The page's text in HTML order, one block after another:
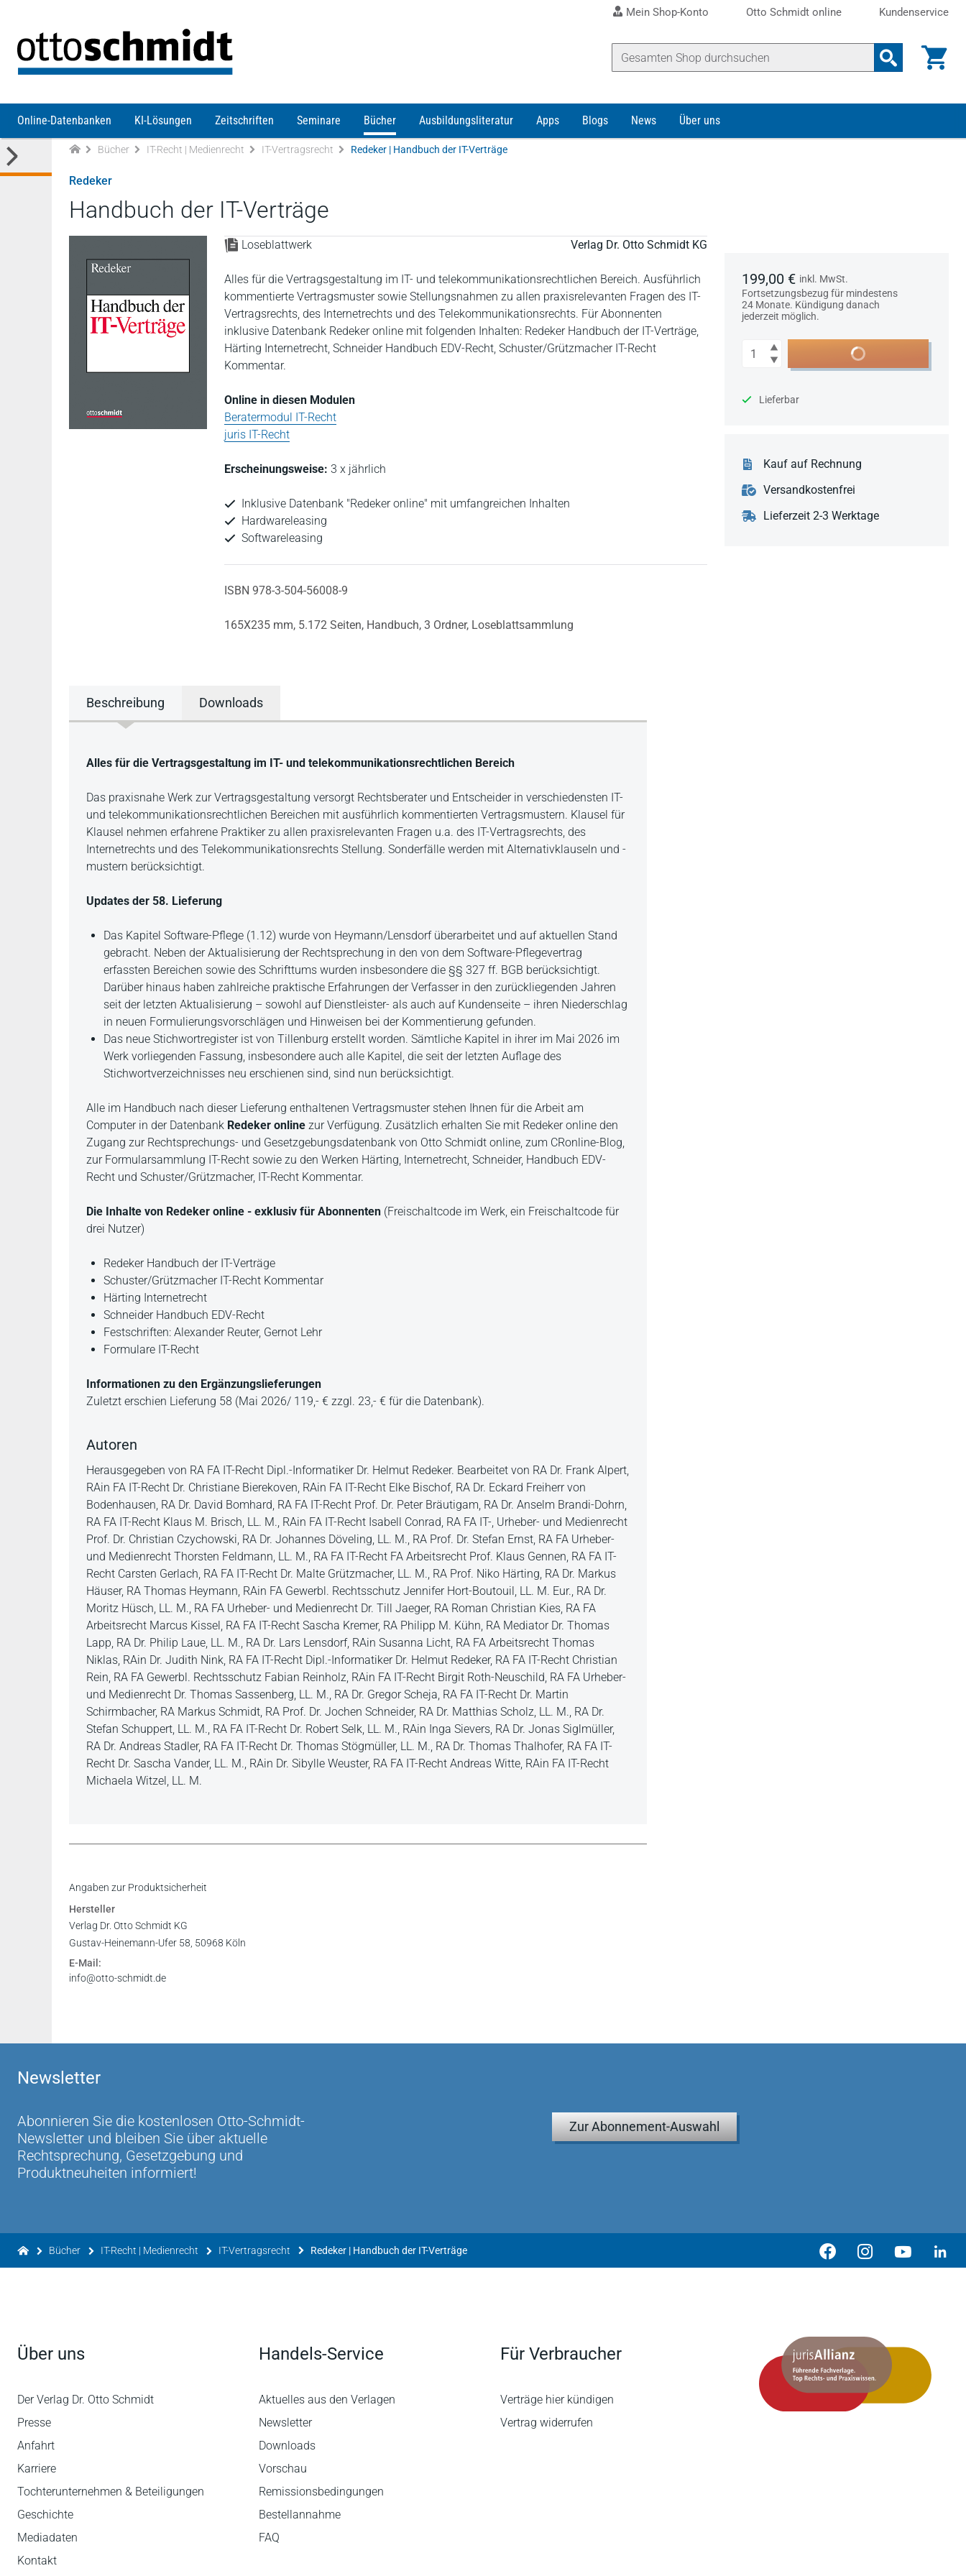
Mein Shop-Konto Otto Schmidt online Kundenservice
Online-Datenbanken KI-Lösungen Zeitschriften Seminare Bücher Ausbildungsliteratur Apps Blogs News Über uns
Bücher IT-Recht | Medienrecht IT-Vertragsrecht Redeker | Handbuch der IT-Verträge
Redeker
Handbuch der IT-Verträge
Loseblattwerk Verlag Dr. Otto Schmidt KG
Alles für die Vertragsgestaltung im IT- und telekommunikationsrechtlichen Bereich. Ausführlich
kommentierte Vertragsmuster sowie Stellungsnahmen zu allen praxisrelevanten Fragen des IT-
Vertragsrechts, des Internetrechts und des Telekommunikationsrechts. Für Abonnenten
inklusive Datenbank Redeker online mit folgenden Inhalten: Redeker Handbuch der IT-Verträge,
Härting Internetrecht, Schneider Handbuch EDV-Recht, Schuster/Grützmacher IT-Recht
Kommentar.
Online in diesen Modulen
Beratermodul IT-Recht
juris IT-Recht
Erscheinungsweise: 3 x jährlich
Inklusive Datenbank "Redeker online" mit umfangreichen Inhalten
Hardwareleasing
Softwareleasing
ISBN 978-3-504-56008-9
165X235 mm, 5.172 Seiten, Handbuch, 3 Ordner, Loseblattsammlung
199,00 € inkl. MwSt.
Fortsetzungsbezug für mindestens
24 Monate. Kündigung danach
jederzeit möglich.
Anzahl In den Warenkorb
Lieferbar
Kauf auf Rechnung
Versandkostenfrei
Lieferzeit 2-3 Werktage
Beschreibung Downloads
Beschreibung
Alles für die Vertragsgestaltung im IT- und telekommunikationsrechtlichen Bereich
Das praxisnahe Werk zur Vertragsgestaltung versorgt Rechtsberater und Entscheider in verschiedensten IT-
und telekommunikationsrechtlichen Bereichen mit ausführlich kommentierten Vertragsmustern. Klausel für
Klausel nehmen erfahrene Praktiker zu allen praxisrelevanten Fragen u.a. des IT-Vertragsrechts, des
Internetrechts und des Telekommunikationsrechts Stellung. Sonderfälle werden mit Alternativklauseln und -
mustern berücksichtigt.
Updates der 58. Lieferung
Das Kapitel Software-Pflege (1.12) wurde von Heymann/Lensdorf überarbeitet und auf aktuellen Stand
gebracht. Neben der Aktualisierung der Rechtsprechung in den von dem Software-Pflegevertrag
erfassten Bereichen sowie des Schrifttums wurden insbesondere die §§ 327 ff. BGB berücksichtigt.
Darüber hinaus haben zahlreiche praktische Erfahrungen der Verfasser in den zurückliegenden Jahren
seit der letzten Aktualisierung – sowohl auf Dienstleister- als auch auf Kundenseite – ihren Niederschlag
in neuen Formulierungsvorschlägen und Hinweisen bei der Kommentierung gefunden.
Das neue Stichwortregister ist von Tillenburg erstellt worden. Sämtliche Kapitel in ihrer im Mai 2026 im
Werk vorliegenden Fassung, insbesondere auch alle Kapitel, die seit der letzten Auflage des
Stichwortverzeichnisses neu erschienen sind, sind nun berücksichtigt.
Alle im Handbuch nach dieser Lieferung enthaltenen Vertragsmuster stehen Ihnen für die Arbeit am
Computer in der Datenbank Redeker online zur Verfügung. Zusätzlich erhalten Sie mit Redeker online den
Zugang zur Rechtsprechungs- und Gesetzgebungsdatenbank von Otto Schmidt online, zum CRonline-Blog,
zur Formularsammlung IT-Recht sowie zu den Werken Härting, Internetrecht, Schneider, Handbuch EDV-
Recht und Schuster/Grützmacher, IT-Recht Kommentar.
Die Inhalte von Redeker online - exklusiv für Abonnenten (Freischaltcode im Werk, ein Freischaltcode für
drei Nutzer)
Redeker Handbuch der IT-Verträge
Schuster/Grützmacher IT-Recht Kommentar
Härting Internetrecht
Schneider Handbuch EDV-Recht
Festschriften: Alexander Reuter, Gernot Lehr
Formulare IT-Recht
Informationen zu den Ergänzungslieferungen
Zuletzt erschien Lieferung 58 (Mai 2026/ 119,- € zzgl. 23,- € für die Datenbank).
Autoren
Herausgegeben von RA FA IT-Recht Dipl.-Informatiker Dr. Helmut Redeker. Bearbeitet von RA Dr. Frank Alpert,
RAin FA IT-Recht Dr. Christiane Bierekoven, RAin FA IT-Recht Elke Bischof, RA Dr. Eckard Freiherr von
Bodenhausen, RA Dr. David Bomhard, RA FA IT-Recht Prof. Dr. Peter Bräutigam, RA Dr. Anselm Brandi-Dohrn,
RA FA IT-Recht Klaus M. Brisch, LL. M., RAin FA IT-Recht Isabell Conrad, RA FA IT-, Urheber- und Medienrecht
Prof. Dr. Christian Czychowski, RA Dr. Johannes Döveling, LL. M., RA Prof. Dr. Stefan Ernst, RA FA Urheber-
und Medienrecht Thorsten Feldmann, LL. M., RA FA IT-Recht FA Arbeitsrecht Prof. Klaus Gennen, RA FA IT-
Recht Carsten Gerlach, RA FA IT-Recht Dr. Malte Grützmacher, LL. M., RA Prof. Niko Härting, RA Dr. Markus
Häuser, RA Thomas Heymann, RAin FA Gewerbl. Rechtsschutz Jennifer Hort-Boutouil, LL. M. Eur., RA Dr.
Moritz Hüsch, LL. M., RA FA Urheber- und Medienrecht Dr. Till Jaeger, RA Roman Christian Kies, RA FA
Arbeitsrecht Marcus Kissel, RA FA IT-Recht Sascha Kremer, RA Philipp M. Kühn, RA Mediator Dr. Thomas
Lapp, RA Dr. Philip Laue, LL. M., RA Dr. Lars Lensdorf, RAin Susanna Licht, RA FA Arbeitsrecht Thomas
Niklas, RAin Dr. Judith Nink, RA FA IT-Recht Dipl.-Informatiker Dr. Helmut Redeker, RA FA IT-Recht Christian
Rein, RA FA Gewerbl. Rechtsschutz Fabian Reinholz, RAin FA IT-Recht Birgit Roth-Neuschild, RA FA Urheber-
und Medienrecht Dr. Thomas Sassenberg, LL. M., RA Dr. Gregor Scheja, RA FA IT-Recht Dr. Martin
Schirmbacher, RA Markus Schmidt, RA Prof. Dr. Jochen Schneider, RA Dr. Matthias Scholz, LL. M., RA Dr.
Stefan Schuppert, LL. M., RA FA IT-Recht Dr. Robert Selk, LL. M., RAin Inga Sievers, RA Dr. Jonas Siglmüller,
RA Dr. Andreas Stadler, RA FA IT-Recht Dr. Thomas Stögmüller, LL. M., RA Dr. Thomas Thalhofer, RA FA IT-
Recht Dr. Sascha Vander, LL. M., RAin Dr. Sibylle Weuster, RA FA IT-Recht Andreas Witte, RAin FA IT-Recht
Michaela Witzel, LL. M.
Inhaltsverzeichnis
Leseprobe
Angaben zur Produktsicherheit
Hersteller
Verlag Dr. Otto Schmidt KG
Gustav-Heinemann-Ufer 58, 50968 Köln
E-Mail:
info@otto-schmidt.de
Newsletter
Abonnieren Sie die kostenlosen Otto-Schmidt-
Newsletter und bleiben Sie über aktuelle
Rechtsprechung, Gesetzgebung und
Produktneuheiten informiert!
Zur Abonnement-Auswahl
Bücher IT-Recht | Medienrecht IT-Vertragsrecht Redeker | Handbuch der IT-Verträge
Über uns
Der Verlag Dr. Otto Schmidt
Presse
Anfahrt
Karriere
Tochterunternehmen & Beteiligungen
Geschichte
Mediadaten
Kontakt
Handels-Service
Aktuelles aus den Verlagen
Newsletter
Downloads
Vorschau
Remissionsbedingungen
Bestellannahme
FAQ
Für Verbraucher
Verträge hier kündigen
Vertrag widerrufen